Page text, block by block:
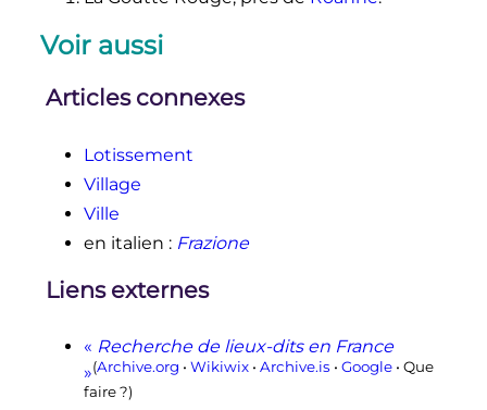
Voir aussi
Articles connexes
Lotissement
Village
Ville
en italien : Frazione
Liens externes
« Recherche de lieux-dits en France
»(Archive.org • Wikiwix• Archive.is • Google• Que
faire ?)